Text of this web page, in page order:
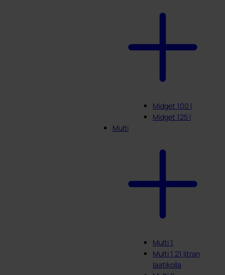
Midget 100 l
Midget 125 l
Multi
Multi 1
Multi 1 21 litran
laatikolla